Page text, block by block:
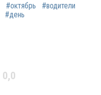
#октябрь
#водители
#день
0,0